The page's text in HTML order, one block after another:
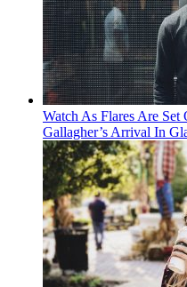
Watch As Flares Are
Gallagher’s Arrival In